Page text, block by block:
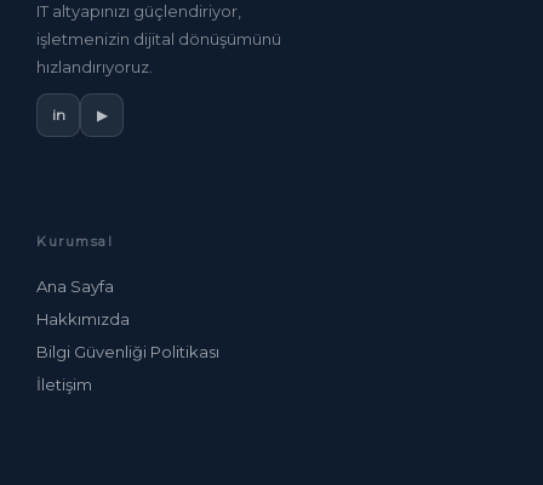
IT altyapınızı güçlendiriyor,
işletmenizin dijital dönüşümünü
hızlandırıyoruz.
in ▶
Kurumsal
Ana Sayfa
Hakkımızda
Bilgi Güvenliği Politikası
İletişim